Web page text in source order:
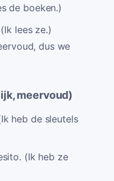
de boeken.)
lees ze.)
dus we
meervoud)
heb de sleutels
(Ik heb ze